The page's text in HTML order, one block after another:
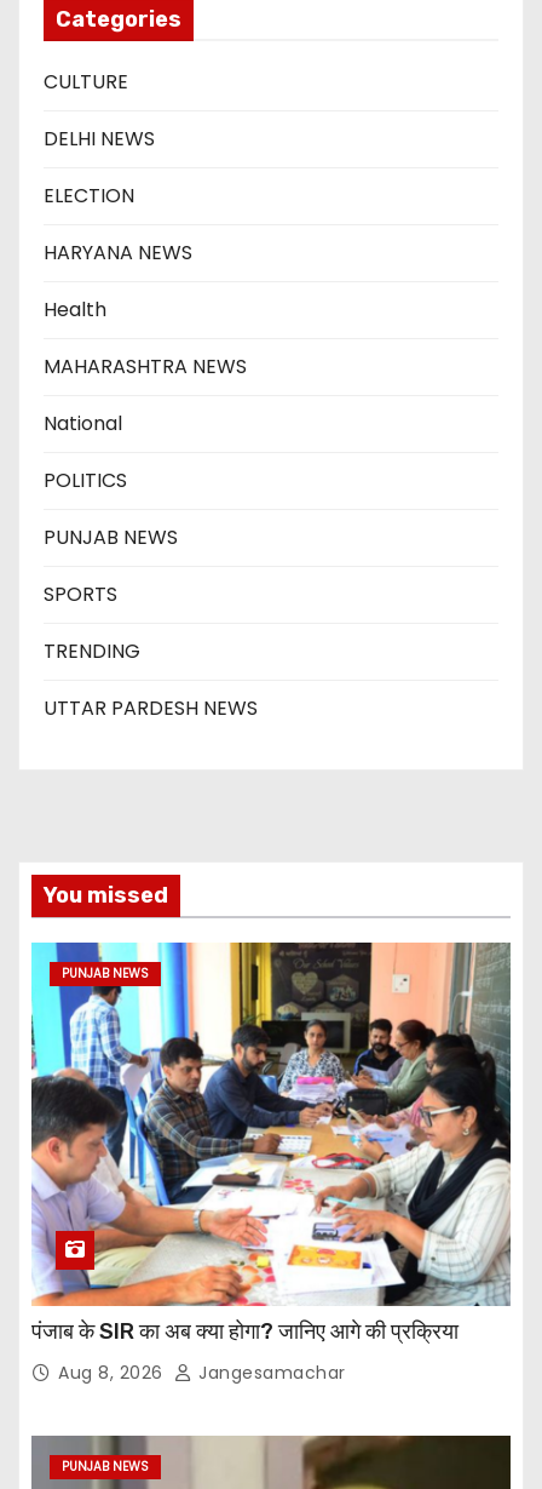
Categories
CULTURE
DELHI NEWS
ELECTION
HARYANA NEWS
Health
MAHARASHTRA NEWS
National
POLITICS
PUNJAB NEWS
SPORTS
TRENDING
UTTAR PARDESH NEWS
You missed
PUNJAB NEWS
पंजाब के SIR का अब क्या होगा? जानिए आगे की प्रक्रिया
Aug 8, 2026 Jangesamachar
PUNJAB NEWS